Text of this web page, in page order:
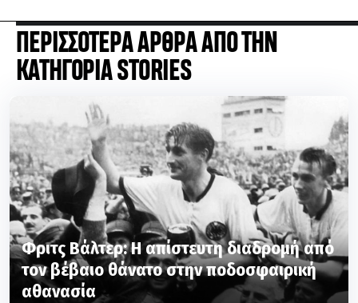
ΠΕΡΙΣΣΟΤΕΡΑ ΑΡΘΡΑ ΑΠΟ ΤΗΝ
ΚΑΤΗΓΟΡΙΑ STORIES
Φριτς Βάλτερ: Η απίστευτη διαδρομή από
τον βέβαιο θάνατο στην ποδοσφαιρική
αθανασία